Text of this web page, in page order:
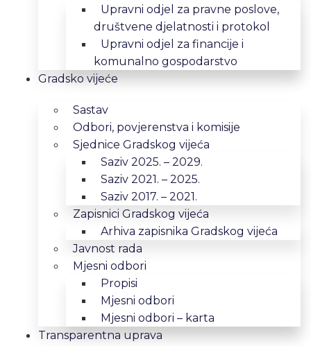
Upravni odjel za pravne poslove,
društvene djelatnosti i protokol
Upravni odjel za financije i
komunalno gospodarstvo
Gradsko vijeće
Sastav
Odbori, povjerenstva i komisije
Sjednice Gradskog vijeća
Saziv 2025. – 2029.
Saziv 2021. – 2025.
Saziv 2017. – 2021.
Zapisnici Gradskog vijeća
Arhiva zapisnika Gradskog vijeća
Javnost rada
Mjesni odbori
Propisi
Mjesni odbori
Mjesni odbori – karta
Transparentna uprava